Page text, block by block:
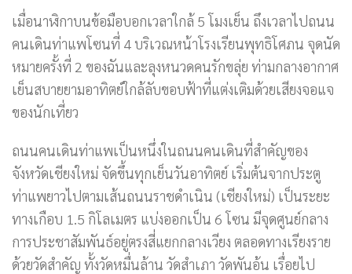
เมื่อนาฬิกาบนข้อมือบอกเวลาใกล้ 5 โมงเย็น ถึงเวลาไปถนน
คนเดินท่าแพโซนที่ 4 บริเวณหน้าโรงเรียนพุทธิโศภน จุดนัด
หมายครั้งที่ 2 ของฉันและลุงหนวดคนรักขลุ่ย ท่ามกลางอากาศ
เย็นสบายยามอาทิตย์ใกล้ลับขอบฟ้าที่แต่งเติมด้วยเสียงจอแจ
ของนักเที่ยว
ถนนคนเดินท่าแพเป็นหนึ่งในถนนคนเดินที่สำคัญของ
จังหวัดเชียงใหม่ จัดขึ้นทุกเย็นวันอาทิตย์ เริ่มต้นจากประตู
ท่าแพยาวไปตามเส้นถนนราชดำเนิน (เชียงใหม่) เป็นระยะ
ทางเกือบ 1.5 กิโลเมตร แบ่งออกเป็น 6 โซน มีจุดศูนย์กลาง
การประชาสัมพันธ์อยู่ตรงสี่แยกกลางเวียง ตลอดทางเรียงราย
ด้วยวัดสำคัญ ทั้งวัดหมื่นล้าน วัดสำเภา วัดพันอ้น เรื่อยไป